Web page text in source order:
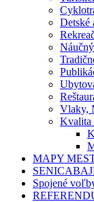
Detské
Vlaky,
Kvalita
MAPY
Spojené